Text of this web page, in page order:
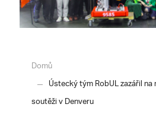
Domů
Ústecký tým RobUL zazářil
soutěži v Denveru